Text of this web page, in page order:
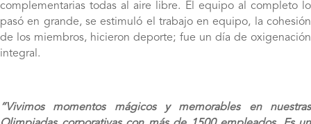
complementarias todas al aire libre. El equipo al completo lo
pasó en grande, se estimuló el trabajo en equipo, la cohesión
de los miembros, hicieron deporte; fue un día de oxigenación
integral.
“Vivimos momentos mágicos y memorables en nuestras